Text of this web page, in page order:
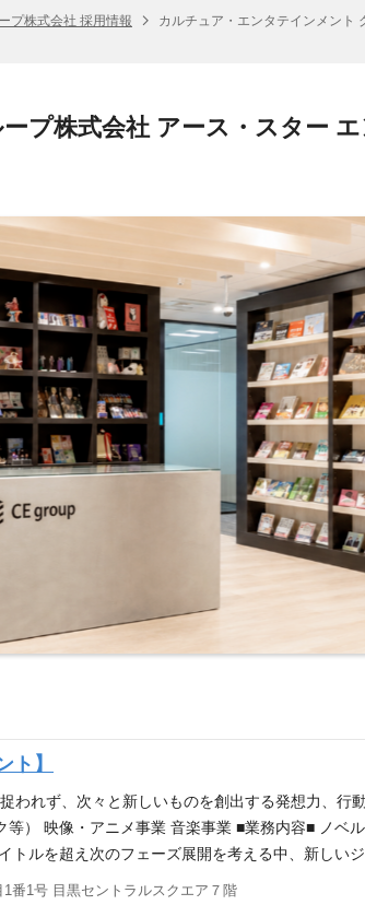
プ株式会社 採用情報
カルチュア・エンタテインメント
プ株式会社 アース・スター
】
れず、次々と新しいものを創出する発想力、行
） 映像・アニメ事業 音楽事業 ■業務内容■ ノベ
ルを超え次のフェーズ展開を考える中、新しい
んか！ 【従事する業務】 (雇い入れ直後) なろう
番1号 目黒セントラルスクエア７階